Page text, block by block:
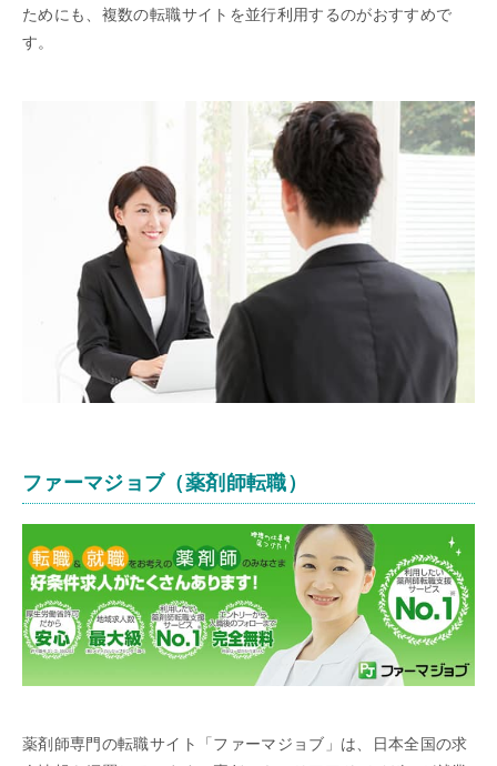
ためにも、複数の転職サイトを並行利用するのがおすすめで
す。
ファーマジョブ（薬剤師転職）
薬剤師専門の転職サイト「ファーマジョブ」は、日本全国の求